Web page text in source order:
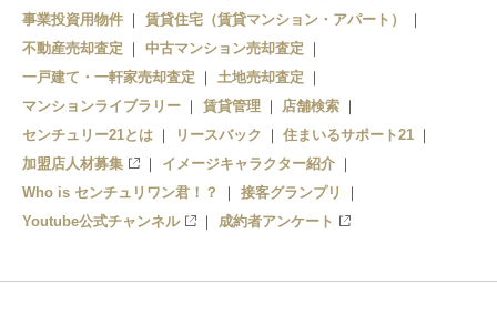
事業投資用物件
賃貸住宅（賃貸マンション・アパート）
不動産売却査定
中古マンション売却査定
一戸建て・一軒家売却査定
土地売却査定
マンションライブラリー
賃貸管理
店舗検索
センチュリー21とは
リースバック
住まいるサポート21
加盟店人材募集
イメージキャラクター紹介
Who is センチュリワン君！？
接客グランプリ
Youtube公式チャンネル
成約者アンケート